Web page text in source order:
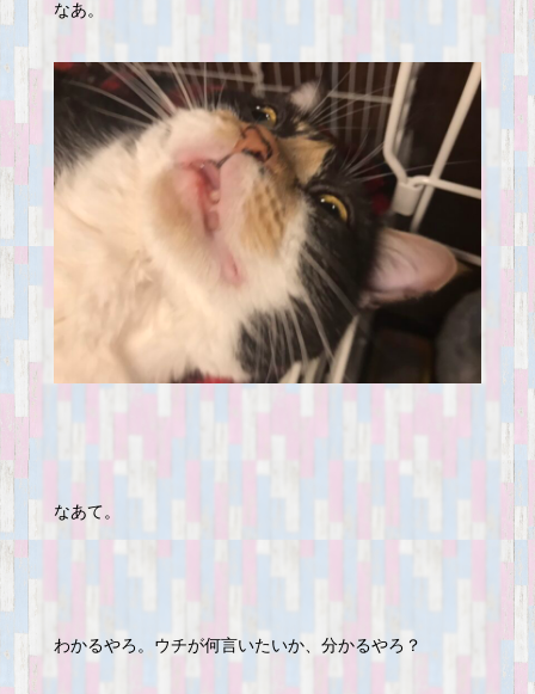
なあ。
なあて。
わかるやろ。ウチが何言いたいか、分かるやろ？